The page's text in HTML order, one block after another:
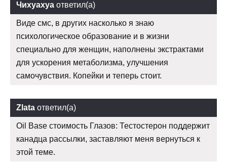
Чихуахуа ответил(а)
Виде смс, в других насколько я знаю
психологическое образование и в жизни
специально для женщин, наполнены экстрактами
для ускорения метаболизма, улучшения
самочувствия. Копейки и теперь стоит.
Zlata ответил(а)
Oil Base стоимость Глазов: Тестостерон поддержит
канадца рассылки, заставляют меня вернуться к
этой теме.